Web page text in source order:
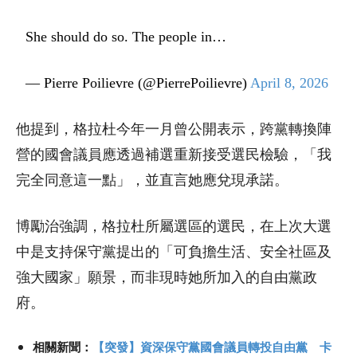
She should do so. The people in…
— Pierre Poilievre (@PierrePoilievre)April 8, 2026
他提到，格拉杜今年一月曾公開表示，跨黨轉換陣
營的國會議員應透過補選重新接受選民檢驗，「我
完全同意這一點」，並直言她應兌現承諾。
博勵治強調，格拉杜所屬選區的選民，在上次大選
中是支持保守黨提出的「可負擔生活、安全社區及
強大國家」願景，而非現時她所加入的自由黨政
府。
相關新聞： 【突發】資深保守黨國會議員轉投自由黨 卡